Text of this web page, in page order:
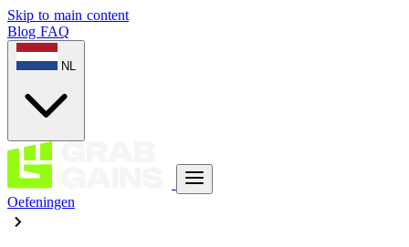
Skip to main content
Blog FAQ
NL
Oefeningen